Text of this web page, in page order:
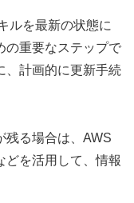
ルを最新の状態に
の重要なステップで
、計画的に更新手続
残る場合は、AWS
どを活用して、情報